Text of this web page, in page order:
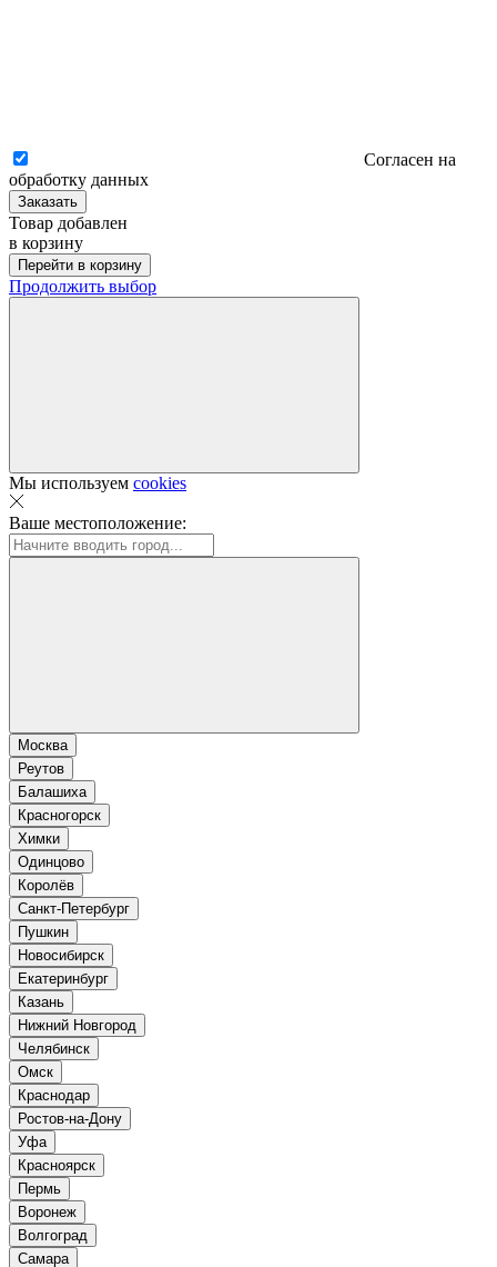
Согласен на
обработку данных
Заказать
Товар добавлен
в корзину
Перейти в корзину
Продолжить выбор
Мы используем cookies
Ваше местоположение:
Москва
Реутов
Балашиха
Красногорск
Химки
Одинцово
Королёв
Санкт-Петербург
Пушкин
Новосибирск
Екатеринбург
Казань
Нижний Новгород
Челябинск
Омск
Краснодар
Ростов-на-Дону
Уфа
Красноярск
Пермь
Воронеж
Волгоград
Самара